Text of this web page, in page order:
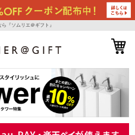
『ソムリエ＠ギフト』